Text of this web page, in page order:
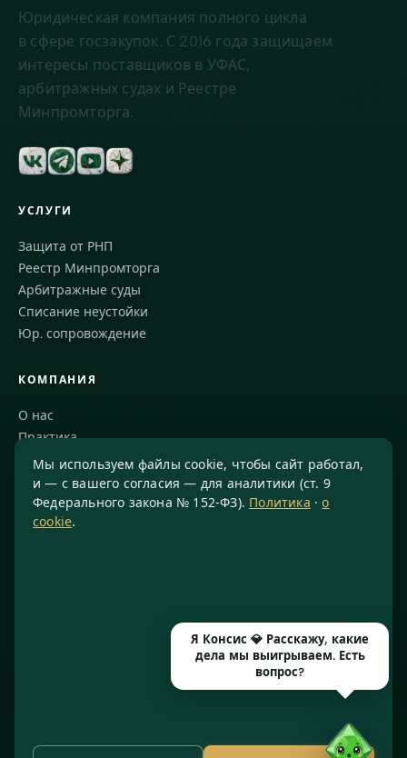
Юридическая компания полного цикла
в сфере госзакупок. С 2016 года защищаем
интересы поставщиков в УФАС,
арбитражных судах и Реестре
Минпромторга.
УСЛУГИ
Защита от РНП
Реестр Минпромторга
Арбитражные суды
Списание неустойки
Юр. сопровождение
КОМПАНИЯ
О нас
Практика
Блог
Команда
Благодарности
Москва, Варшавское шоссе, д. 1А, помещение 14/7
© 2016–2026 ООО «КОНСИС» · ИНН 7724372334 · КПП 772601001
Мы используем файлы cookie, чтобы сайт работал,
и — с вашего согласия — для аналитики (ст. 9
Федерального закона № 152-ФЗ). Политика ·о
cookie.
Я Консис 💎 Расскажу, какие
дела мы выигрываем. Есть
вопрос?